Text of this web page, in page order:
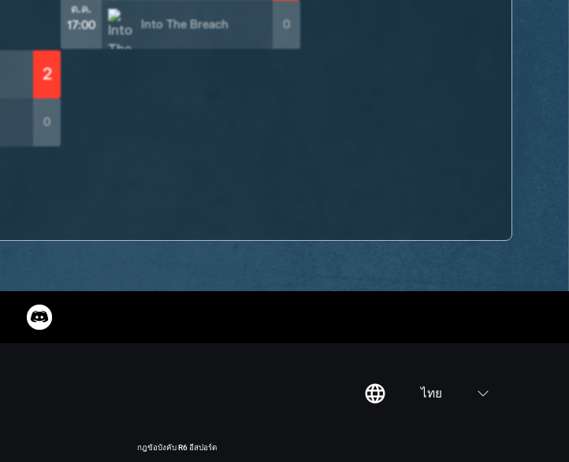
2
0
ต.ค.
17:00
Into The Breach 0
ไทย
กฎข้อบังคับ R6 อีสปอร์ต